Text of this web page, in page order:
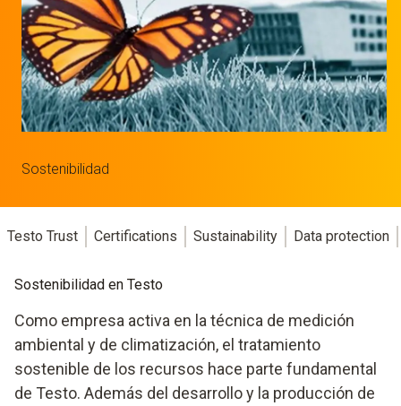
Sostenibilidad
Testo Trust Certifications Sustainability Data protection
Sostenibilidad en Testo
Como empresa activa en la técnica de medición
ambiental y de climatización, el tratamiento
sostenible de los recursos hace parte fundamental
de Testo. Además del desarrollo y la producción de